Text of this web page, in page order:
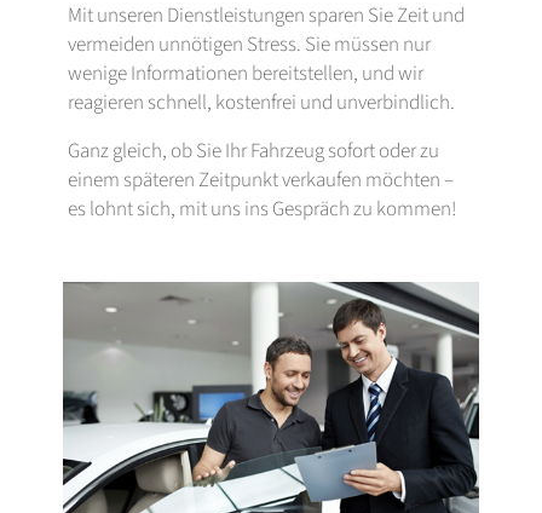
Mit unseren Dienstleistungen sparen Sie Zeit und
vermeiden unnötigen Stress. Sie müssen nur
wenige Informationen bereitstellen, und wir
reagieren schnell, kostenfrei und unverbindlich.
Ganz gleich, ob Sie Ihr Fahrzeug sofort oder zu
einem späteren Zeitpunkt verkaufen möchten –
es lohnt sich, mit uns ins Gespräch zu kommen!